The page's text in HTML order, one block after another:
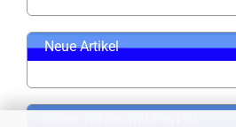
Neue Artikel